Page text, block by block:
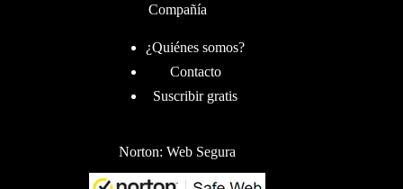
Compañía
¿Quiénes somos?
Contacto
Suscribir gratis
Norton: Web Segura